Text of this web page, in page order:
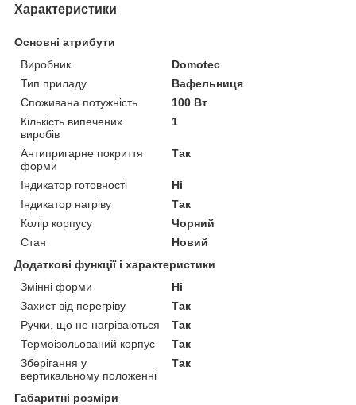
Характеристики
Основні атрибути
Виробник
Domotec
Тип приладу
Вафельниця
Споживана потужність
100 Вт
Кількість випечених
виробів
1
Антипригарне покриття
форми
Так
Індикатор готовності
Ні
Індикатор нагріву
Так
Колір корпусу
Чорний
Стан
Новий
Додаткові функції і характеристики
Змінні форми
Ні
Захист від перегріву
Так
Ручки, що не нагріваються
Так
Термоізольований корпус
Так
Зберігання у
вертикальному положенні
Так
Габаритні розміри